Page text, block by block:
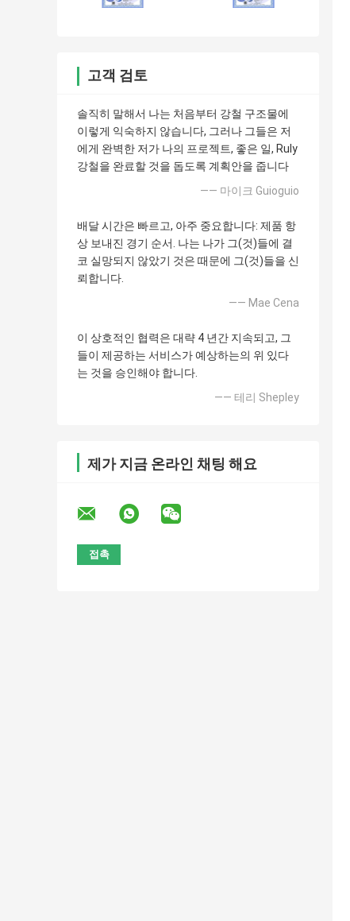
고객 검토
솔직히 말해서 나는 처음부터 강철 구조물에
이렇게 익숙하지 않습니다, 그러나 그들은 저
에게 완벽한 저가 나의 프로젝트, 좋은 일, Ruly
강철을 완료할 것을 돕도록 계획안을 줍니다
—— 마이크 Guioguio
배달 시간은 빠르고, 아주 중요합니다: 제품 항
상 보내진 경기 순서. 나는 나가 그(것)들에 결
코 실망되지 않았기 것은 때문에 그(것)들을 신
뢰합니다.
—— Mae Cena
이 상호적인 협력은 대략 4 년간 지속되고, 그
들이 제공하는 서비스가 예상하는의 위 있다
는 것을 승인해야 합니다.
—— 테리 Shepley
제가 지금 온라인 채팅 해요